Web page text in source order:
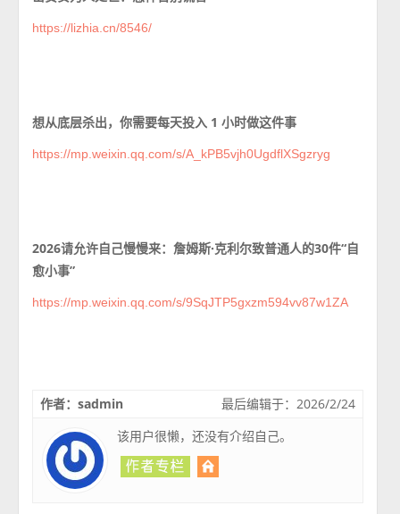
https://lizhia.cn/8546/
想从底层杀出，你需要每天投入 1 小时做这件事
https://mp.weixin.qq.com/s/A_kPB5vjh0UgdflXSgzryg
2026请允许自己慢慢来：詹姆斯·克利尔致普通人的30件“自
愈小事”
https://mp.weixin.qq.com/s/9SqJTP5gxzm594vv87w1ZA
最后编辑于：2026/2/24
作者：sadmin
该用户很懒，还没有介绍自己。